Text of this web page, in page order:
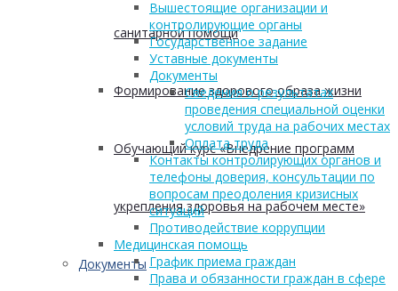
санитарной помощи
Формирование здорового образа жизни
Обучающий курс «Внедрение программ
укрепления здоровья на рабочем месте»
Документы
Вышестоящие организации и
контролирующие органы
Государственное задание
Уставные документы
Документы
Сведения о результатах
проведения специальной оценки
условий труда на рабочих местах
Оплата труда
Контакты контролирующих органов и
телефоны доверия, консультации по
вопросам преодоления кризисных
ситуаций
Противодействие коррупции
Медицинская помощь
График приема граждан
Права и обязанности граждан в сфере